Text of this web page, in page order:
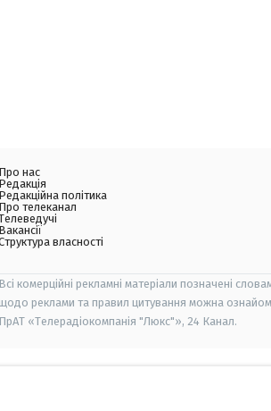
Про нас
Редакція
Редакційна політика
Про телеканал
Вакансії
власності
Всі комерційні рекламні матеріали позначені
реклами та правил цитування можна
ПрАТ «Телерадіокомпанія "Люкс"», 24 Канал.